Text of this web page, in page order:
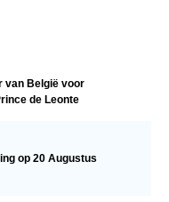
van België voor
de Leonte
op 20 Augustus